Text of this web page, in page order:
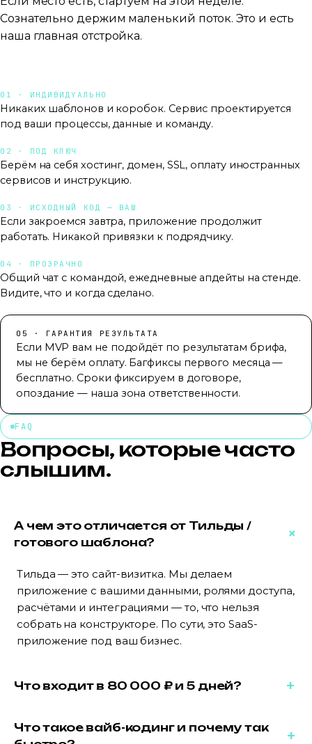
Сознательно держим маленький поток. Это и есть
наша главная отстройка.
01 · ИНДИВИДУАЛЬНО
Никаких шаблонов и коробок. Сервис проектируется
под ваши процессы, данные и команду.
02 · ПОД КЛЮЧ
Берём на себя хостинг, домен, SSL, оплату иностранных
сервисов и инструкцию.
03 · ИСХОДНЫЙ КОД — ВАШ
Если закроемся завтра, приложение продолжит
работать. Никакой привязки к подрядчику.
04 · ПРОЗРАЧНО
Общий чат с командой, ежедневные апдейты на стенде.
Видите, что и когда сделано.
05 · ГАРАНТИЯ РЕЗУЛЬТАТА
Если MVP вам не подойдёт по результатам брифа,
мы не берём оплату. Багфиксы первого месяца —
бесплатно. Сроки фиксируем в договоре,
опоздание — наша зона ответственности.
FAQ
Вопросы, которые часто
слышим.
А чем это отличается от Тильды /
готового шаблона?
+
Тильда — это сайт-визитка. Мы делаем
приложение с вашими данными, ролями доступа,
расчётами и интеграциями — то, что нельзя
собрать на конструкторе. По сути, это SaaS-
приложение под ваш бизнес.
Что входит в 80 000 ₽ и 5 дней? +
авторизация, ваша таблица или модель данных,
Что такое вайб-кодинг и почему так
+